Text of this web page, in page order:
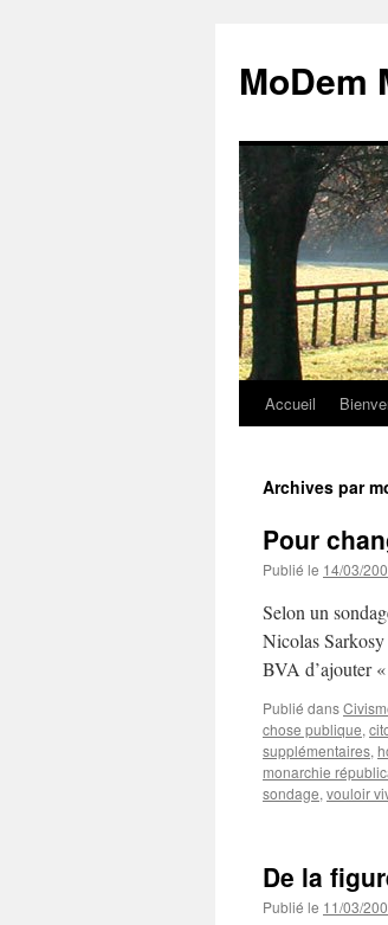
MoDem
Aller
contenu
Accueil
Archives par
Pour
Publié le 14/03/
Selon un
Nicolas
BVA d’ajouter
Publié dans
chose publique,
supplémentaires,
monarchie
sondage, vouloir
De la
Publié le 11/03/